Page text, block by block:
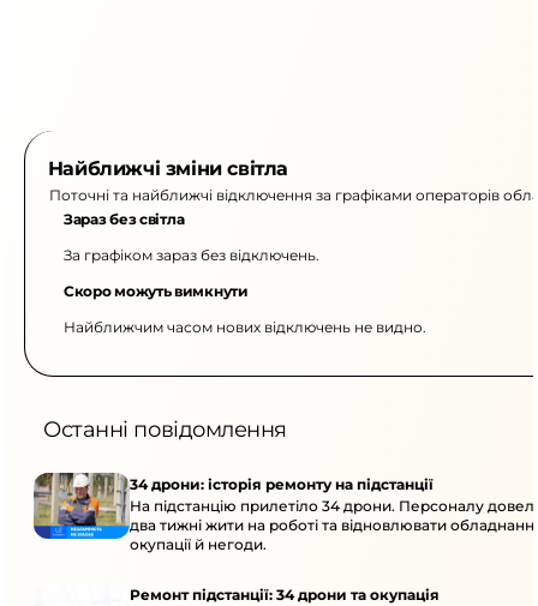
Найближчі зміни світла
Поточні та найближчі відключення за графіками операторів
Зараз без світла
За графіком зараз без відключень.
Скоро можуть вимкнути
Найближчим часом нових відключень не видно.
Останні повідомлення
34 дрони: історія ремонту на підстанції
На підстанцію прилетіло 34 дрони. Персоналу
два тижні жити на роботі та відновлювати
окупації й негоди.
Ремонт підстанції: 34 дрони та окупація